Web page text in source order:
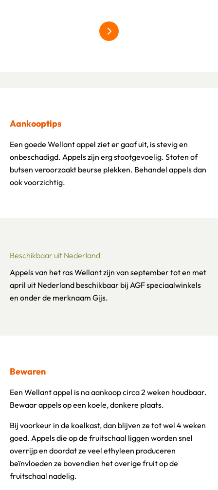
meer over hardfruit
Aankooptips
Een goede Wellant appel ziet er gaaf uit, is stevig en
onbeschadigd. Appels zijn erg stootgevoelig. Stoten of
butsen veroorzaakt beurse plekken. Behandel appels dan
ook voorzichtig.
Beschikbaar uit Nederland
Appels van het ras Wellant zijn van september tot en met
april uit Nederland beschikbaar bij AGF speciaalwinkels
en onder de merknaam Gijs.
Bewaren
Een Wellant appel is na aankoop circa 2 weken houdbaar.
Bewaar appels op een koele, donkere plaats.
Bij voorkeur in de koelkast, dan blijven ze tot wel 4 weken
goed. Appels die op de fruitschaal liggen worden snel
overrijp en doordat ze veel ethyleen produceren
beïnvloeden ze bovendien het overige fruit op de
fruitschaal nadelig.